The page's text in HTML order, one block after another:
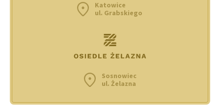
Katowice
ul. Grabskiego
Sosnowiec
ul. Żelazna